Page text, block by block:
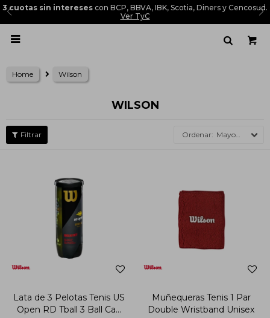
3 cuotas sin intereses con BCP, BBVA, IBK, Scotia, Diners y Cencosud.
Ver TyC

Home Wilson
WILSON
Mayor precio
Lata de 3 Pelotas Tenis US
Open RD Tball 3 Ball Can
Muñequeras Tenis 1 Par
Double Wristband Unisex